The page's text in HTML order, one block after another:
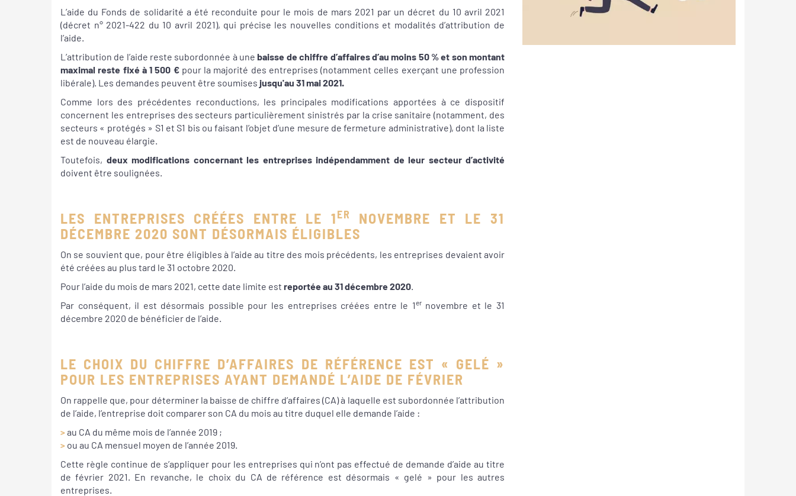
L’aide du Fonds de solidarité a été reconduite pour le mois de mars 2021 par un décret du 10 avril 2021
(décret n° 2021-422 du 10 avril 2021), qui précise les nouvelles conditions et modalités d’attribution de
l’aide.
L’attribution de l’aide reste subordonnée à unebaisse de chiffre d’affaires d’au moins 50 %et son montant
maximal reste fixé à 1 500 €pour la majorité des entreprises (notamment celles exerçant une profession
libérale). Les demandes peuvent être soumises jusqu'au 31 mai 2021.
Comme lors des précédentes reconductions, les principales modifications apportées à ce dispositif
concernent les entreprises des secteurs particulièrement sinistrés par la crise sanitaire (notamment, des
secteurs « protégés » S1 et S1 bis ou faisant l’objet d’une mesure de fermeture administrative), dont la liste
est de nouveau élargie.
Toutefois, deux modifications concernant les entreprises indépendamment de leur secteur d’activité
doivent être soulignées.
LES ENTREPRISES CRÉÉES ENTRE LE 1ER
NOVEMBRE ET LE 31
DÉCEMBRE 2020 SONT DÉSORMAIS ÉLIGIBLES
On se souvient que, pour être éligibles à l’aide au titre des mois précédents, les entreprises devaient avoir
été créées au plus tard le 31 octobre 2020.
Pour l’aide du mois de mars 2021, cette date limite est reportée au 31 décembre 2020.
Par conséquent, il est désormais possible pour les entreprises créées entre le 1ernovembre et le 31
décembre 2020 de bénéficier de l’aide.
LE CHOIX DU CHIFFRE D’AFFAIRES DE RÉFÉRENCE EST « GELÉ »
POUR LES ENTREPRISES AYANT DEMANDÉ L’AIDE DE FÉVRIER
On rappelle que, pour déterminer la baisse de chiffre d’affaires (CA) à laquelle est subordonnée l’attribution
de l’aide, l’entreprise doit comparer son CA du mois au titre duquel elle demande l’aide :
>au CA du même mois de l’année 2019 ;
> ou au CA mensuel moyen de l’année 2019.
Cette règle continue de s’appliquer pour les entreprises qui n’ont pas effectué de demande d’aide au titre
de février 2021. En revanche, le choix du CA de référence est désormais « gelé » pour les autres
entreprises.